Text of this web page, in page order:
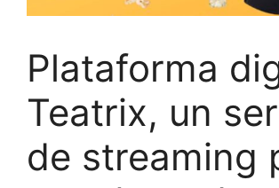
Plataforma
Teatrix, un
de streaming